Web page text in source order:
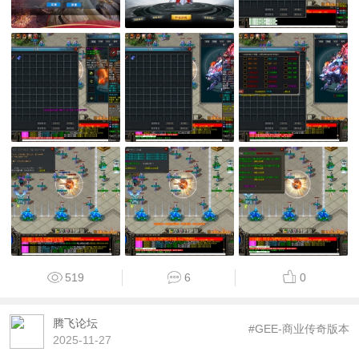
519 6 0
腾飞论坛
2025-11-27
#GEE-商业传奇版本